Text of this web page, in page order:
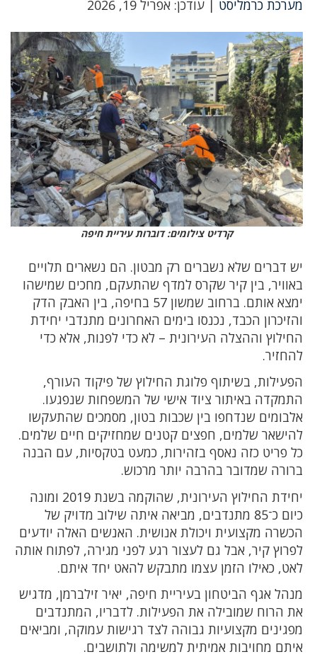
מערכת כרמליסט | עודכן: אפריל 19, 2026
קרדיט צילומים: דוברות עיריית חיפה
יש דברים שלא נשברים רק מבטון. הם נשארים תלויים
באוויר, בין קיר שקרס למדף שהתעקם, מחכים שמישהו
ימצא אותם. ברחוב שמשון 57 בחיפה, בין האבק הדק
והזיכרון הכבד, נכנסו בימים האחרונים מתנדבי יחידת
החילוץ וההצלה העירונית – לא כדי לפנות, אלא כדי
להחזיר.
הפעילות, בשיתוף פלוגת החילוץ של פיקוד העורף,
התמקדה באיתור ציוד אישי של המשפחות שנפגעו.
אלבומים שנדחפו בין שכבות בטון, מסמכים שהתעקשו
להישאר שלמים, חפצים קטנים שמחזיקים חיים שלמים.
כל פריט כזה נאסף בזהירות, כמעט בטקסיות, עם הבנה
ברורה שמדובר בהרבה יותר מרכוש.
יחידת החילוץ העירונית, שהוקמה בשנת 2019 ומונה
כיום כ־85 מתנדבים, מביאה איתה שילוב מדויק של
הכשרה מקצועית ויכולת אנושית. האנשים האלה יודעים
לפרוץ קיר, אבל גם לעצור רגע לפני מגירה, לפתוח אותה
לאט, כאילו הזמן עצמו מתבקש להאט יחד איתם.
מנהל אגף הביטחון בעיריית חיפה, יאיר זילברמן, מדגיש
את הרוח שמובילה את הפעילות. לדבריו, המתנדבים
מפגינים מקצועיות גבוהה לצד רגישות עמוקה, ומביאים
איתם מחויבות אמיתית למשימה ולתושבים.